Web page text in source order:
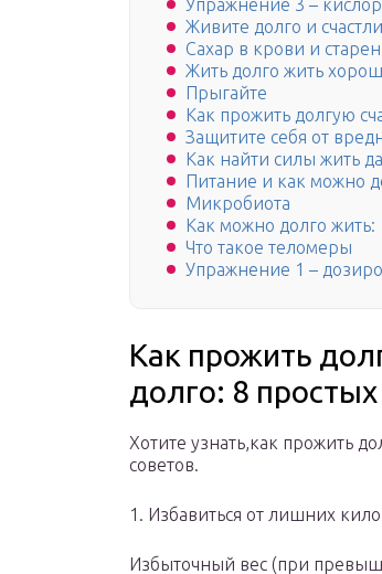
Упражнение 3 –
Живите долго и
Сахар в крови и
Жить долго жить
Прыгайте
Как прожить долгую
Защитите себя от
Как найти силы жить
Питание и как можно
Микробиота
Как можно долго жить:
Что такое теломеры
Упражнение 1 –
Как прожить
долго: 8
Хотите узнать,как прожить
советов.
1. Избавиться от лишних
Избыточный вес (при